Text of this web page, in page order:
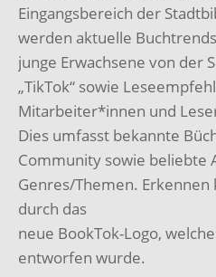
Eingangsbereich der
werden aktuelle
junge Erwachsene von der
„TikTok“ sowie
Mitarbeiter*innen und
Dies umfasst bekannte
Community sowie beliebte
Genres/Themen.
durch das
neue BookTok-Logo,
entworfen wurde.